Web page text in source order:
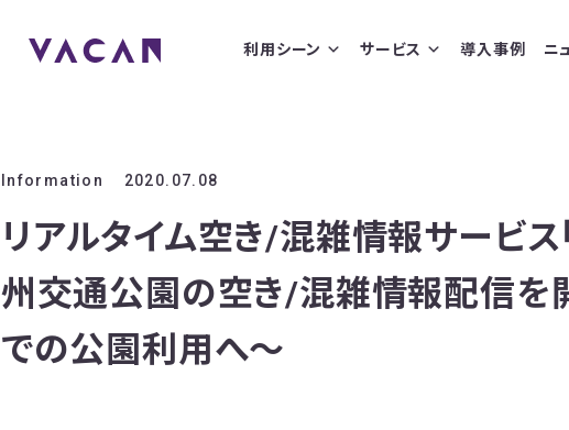
利用シーン サービス 導入事例 ニ
Information 2020.07.08
リアルタイム空き/混雑情報サービス
州交通公園の空き/混雑情報配信を
での公園利用へ〜